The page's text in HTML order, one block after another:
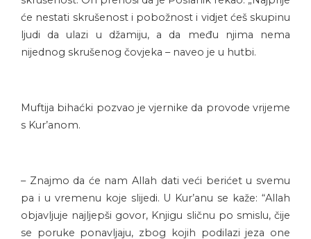
će nestati skrušenost i pobožnost i vidjet ćeš skupinu
ljudi da ulazi u džamiju, a da među njima nema
nijednog skrušenog čovjeka – naveo je u hutbi.
Muftija bihaćki pozvao je vjernike da provode vrijeme
s Kur’anom.
– Znajmo da će nam Allah dati veći berićet u svemu
pa i u vremenu koje slijedi. U Kur’anu se kaže: “Allah
objavljuje najljepši govor, Knjigu sličnu po smislu, čije
se poruke ponavljaju, zbog kojih podilazi jeza one